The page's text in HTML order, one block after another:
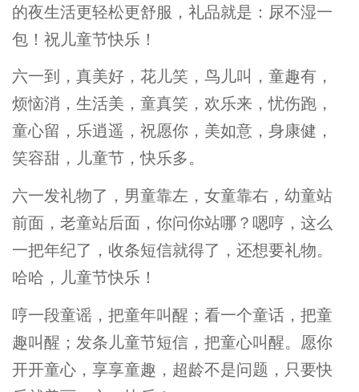
的夜生活更轻松更舒服，礼品就是：尿不湿一
包！祝儿童节快乐！
六一到，真美好，花儿笑，鸟儿叫，童趣有，
烦恼消，生活美，童真笑，欢乐来，忧伤跑，
童心留，乐逍遥，祝愿你，美如意，身康健，
笑容甜，儿童节，快乐多。
六一发礼物了，男童靠左，女童靠右，幼童站
前面，老童站后面，你问你站哪？嗯哼，这么
一把年纪了，收条短信就得了，还想要礼物。
哈哈，儿童节快乐！
哼一段童谣，把童年叫醒；看一个童话，把童
趣叫醒；发条儿童节短信，把童心叫醒。愿你
开开童心，享享童趣，超龄不是问题，只要快